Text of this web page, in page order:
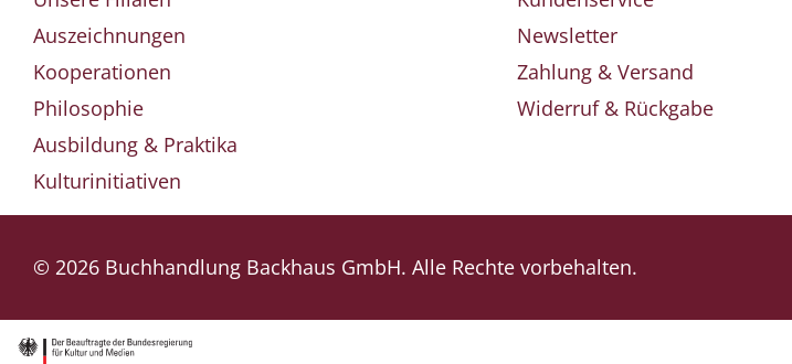
Auszeichnungen
Kooperationen
Philosophie
Ausbildung & Praktika
Kulturinitiativen
Newsletter
Zahlung & Versand
Widerruf & Rückgabe
© 2026 Buchhandlung Backhaus GmbH. Alle Rechte vorbehalten.